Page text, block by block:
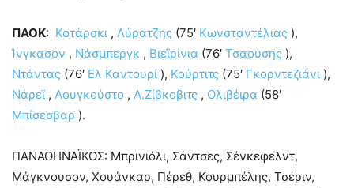
ΠΑΟΚ: Κοτάρσκι , Λύρατζης (75′ Κωνσταντέλιας ),
Ίνγκασον , Νάσμπεργκ , Βιεϊρίνια (76′ Τσαούσης ),
Ντάντας (76′ Ελ Καντουρί ), Κούρτιτς (75′ Γκορντεζιάνι ),
Νάρεϊ , Αουγκούστο , Α.Ζίβκοβιτς , Ολιβέιρα (58′
Μπίσεσβαρ ).
ΠΑΝΑΘΗΝΑΪΚΟΣ: Μπρινιόλι, Σάντσες, Σένκεφελντ,
Μάγκνουσον, Χουάνκαρ, Πέρεθ, Κουρμπέλης, Τσέριν,